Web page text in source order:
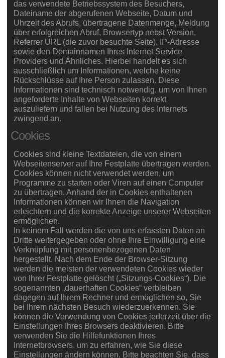
das verwendete Betriebssystem des Besuchers,
Dateiname der abgerufenen Webseite, Datum und
Uhrzeit des Abrufs, übertragene Datenmenge, Meldung
über erfolgreichen Abruf, Browsertyp nebst Version,
Referrer URL (die zuvor besuchte Seite), IP-Adresse
sowie den Domainnamen Ihres Internet Service
Providers und Ähnliches. Hierbei handelt es sich
ausschließlich um Informationen, welche keine
Rückschlüsse auf Ihre Person zulassen. Diese
Informationen sind technisch notwendig, um von Ihnen
angeforderte Inhalte von Webseiten korrekt
auszuliefern und fallen bei Nutzung des Internets
zwingend an.
Cookies
Cookies sind kleine Textdateien, die von einem
Webseitenserver auf Ihre Festplatte übertragen werden.
Cookies können nicht verwendet werden, um
Programme zu starten oder Viren auf einen Computer
zu übertragen. Anhand der in Cookies enthaltenen
Informationen können wir Ihnen die Navigation
erleichtern und die korrekte Anzeige unserer Webseiten
ermöglichen.
In keinem Fall werden die von uns erfassten Daten an
Dritte weitergegeben oder ohne Ihre Einwilligung eine
Verknüpfung mit personenbezogenen Daten
hergestellt. Nach dem Ende der Browser-Sitzung
werden die meisten der verwendeten Cookies wieder
von Ihrer Festplatte gelöscht („Sitzungs-Cookies“). Die
sogenannten „dauerhaften Cookies“ verbleiben
dagegen auf Ihrem Rechner und ermöglichen so, Sie
bei Ihrem nächsten Besuch wiederzuerkennen. Sie
können die Verwendung von Cookies jederzeit über die
Einstellungen Ihres Browsers deaktivieren. Bitte
verwenden Sie die Hilfefunktionen Ihres
Internetbrowsers, um zu erfahren, wie Sie diese
Einstellungen ändern können. Bitte beachten Sie, dass